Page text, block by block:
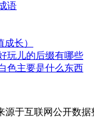
语
长）
玩儿的后缀有哪些
色主要是什么东西
于互联网公开数